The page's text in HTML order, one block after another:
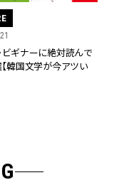
ビギナーに絶対読んで
韓国文学が今アツい